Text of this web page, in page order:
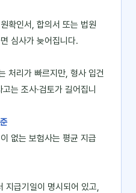
확인서, 합의서 또는 법원
심사가 늦어집니다.
처리가 빠르지만, 형사 입건
는 조사·검토가 길어집니
없는 보험사는 평균 지급
지급기일이 명시되어 있고,